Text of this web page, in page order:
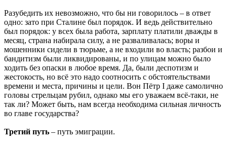
Разубедить их невозможно, что бы ни говорилось – в ответ
одно: зато при Сталине был порядок. И ведь действительно
был порядок: у всех была работа, зарплату платили дважды в
месяц, страна набирала силу, а не разваливалась; воры и
мошенники сидели в тюрьме, а не входили во власть; разбои и
бандитизм были ликвидированы, и по улицам можно было
ходить без опаски в любое время. Да, были деспотизм и
жестокость, но всё это надо соотносить с обстоятельствами
времени и места, причины и цели. Вон Пётр I даже самолично
головы стрельцам рубил, однако мы его уважаем всё-таки, не
так ли? Может быть, нам всегда необходима сильная личность
во главе государства?
Третий путь – путь эмиграции.